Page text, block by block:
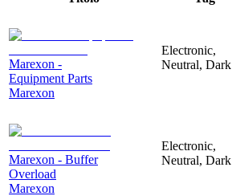
Marexon -
Equipment Parts
Marexon
Electronic,
Neutral, Dark
Marexon - Buffer
Overload
Marexon
Electronic,
Neutral, Dark